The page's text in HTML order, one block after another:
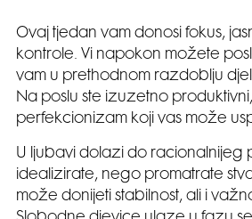
Ovaj tjedan vam donosi fokus,
kontrole. Vi napokon možete
vam u prethodnom razdoblju
Na poslu ste izuzetno
perfekcionizam koji vas može
U ljubavi dolazi do racionalnijeg
idealizirate, nego promatrate
može donijeti stabilnost, ali i